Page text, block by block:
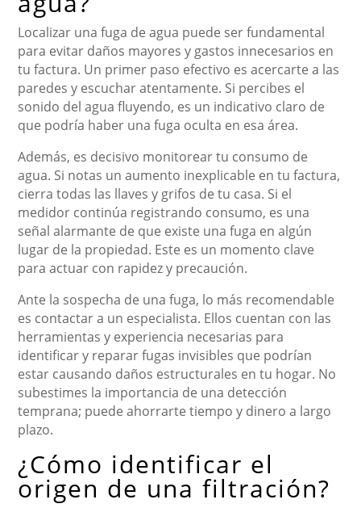
Localizar una fuga de agua puede ser fundamental
para evitar daños mayores y gastos innecesarios en
tu factura. Un primer paso efectivo es acercarte a las
paredes y escuchar atentamente. Si percibes el
sonido del agua fluyendo, es un indicativo claro de
que podría haber una fuga oculta en esa área.
Además, es decisivo monitorear tu consumo de
agua. Si notas un aumento inexplicable en tu factura,
cierra todas las llaves y grifos de tu casa. Si el
medidor continúa registrando consumo, es una
señal alarmante de que existe una fuga en algún
lugar de la propiedad. Este es un momento clave
para actuar con rapidez y precaución.
Ante la sospecha de una fuga, lo más recomendable
es contactar a un especialista. Ellos cuentan con las
herramientas y experiencia necesarias para
identificar y reparar fugas invisibles que podrían
estar causando daños estructurales en tu hogar. No
subestimes la importancia de una detección
temprana; puede ahorrarte tiempo y dinero a largo
plazo.
¿Cómo identificar el
origen de una filtración?